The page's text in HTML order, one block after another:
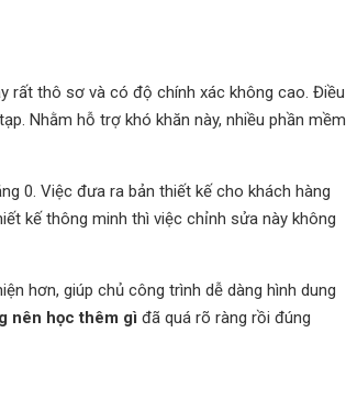
rất thô sơ và có độ chính xác không cao. Điều
Nhằm hỗ trợ khó khăn này, nhiều phần mềm
0. Việc đưa ra bản thiết kế cho khách hàng
kế thông minh thì việc chỉnh sửa này không
hơn, giúp chủ công trình dễ dàng hình dung
nên học thêm gì đã quá rõ ràng rồi đúng